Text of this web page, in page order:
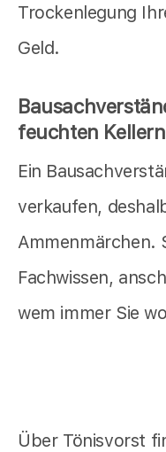
Trockenlegung
Geld.
feuchten Kellern
Ein
verkaufen,
Ammenmärchen.
Fachwissen,
wem immer Sie
Über Tönisvorst